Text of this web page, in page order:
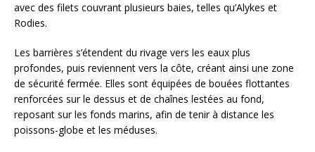
avec des filets couvrant plusieurs baies, telles qu’Alykes et
Rodies.
Les barrières s’étendent du rivage vers les eaux plus
profondes, puis reviennent vers la côte, créant ainsi une zone
de sécurité fermée. Elles sont équipées de bouées flottantes
renforcées sur le dessus et de chaînes lestées au fond,
reposant sur les fonds marins, afin de tenir à distance les
poissons-globe et les méduses.